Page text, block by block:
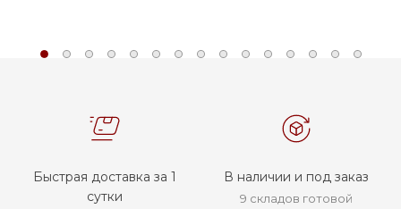
Быстрая доставка за 1
сутки
В наличии и под заказ
9 складов готовой